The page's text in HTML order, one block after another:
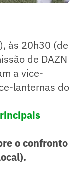
às 20h30 (de
de DAZN
a vice-
lanternas do
o confronto